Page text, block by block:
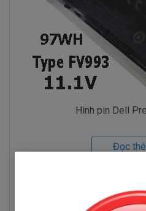
Hình pin Dell
Pin Máy Tính
M4700 Những Hư
Precision M4700 bị
Đọc